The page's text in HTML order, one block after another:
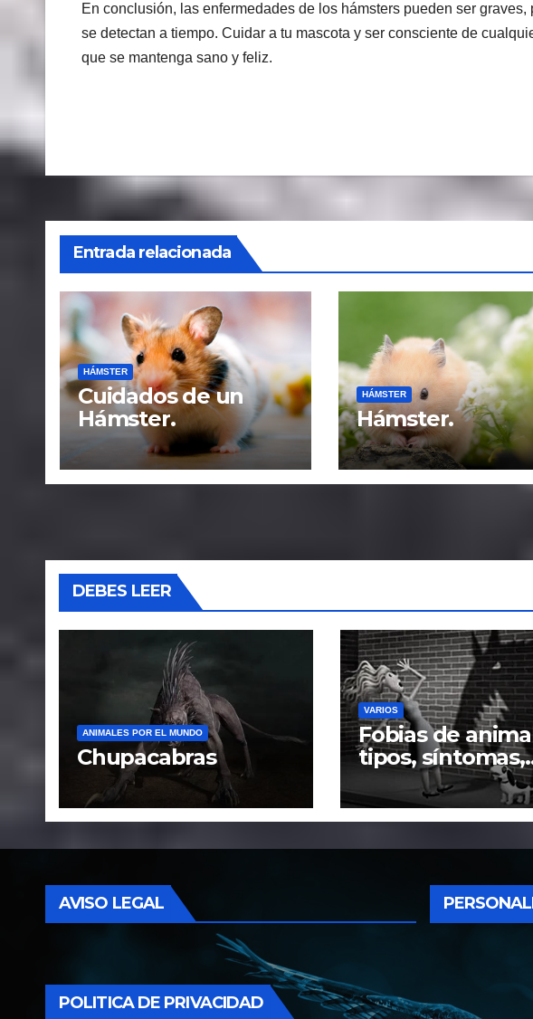
En conclusión, las enfermedades de los hámsters pueden ser
se detectan a tiempo. Cuidar a tu mascota y ser consciente de
que se mantenga sano y feliz.
entradas
Entrada relacionada
HÁMSTER
Cuidados de un
Hámster.
HÁMSTER
Hámster.
DEBES LEER
ANIMALES POR EL MUNDO
Chupacabras
VARIOS
Fobias de
tipos, síntomas,
causas y
tratamiento
AVISO LEGAL
POLITICA DE PRIVACIDAD